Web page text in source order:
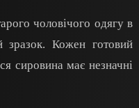
чоловічого одягу в
зразок. Кожен готовий
сировина має незначні